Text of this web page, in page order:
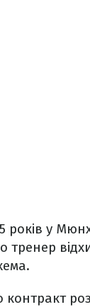
років у
тренер